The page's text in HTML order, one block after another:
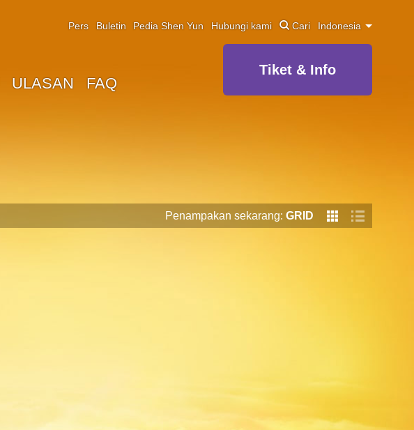
ULASAN FAQ
Pers Buletin Pedia Shen Yun Hubungi kami Cari Indonesia
Tiket & Info
Penampakan sekarang: GRID